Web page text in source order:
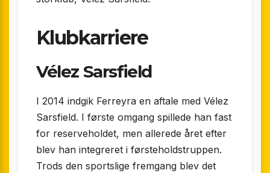
Klubkarriere
Vélez Sarsfield
I 2014 indgik Ferreyra en aftale med Vélez
Sarsfield. I første omgang spillede han fast
for reserveholdet, men allerede året efter
blev han integreret i førsteholdstruppen.
Trods den sportslige fremgang blev det